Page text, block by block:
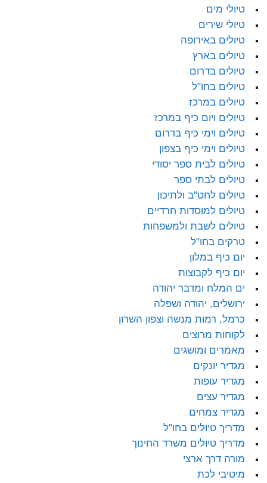
טיולי מים
טיולי שירים
טיולים באירופה
טיולים בארץ
טיולים בדרום
טיולים בחו"ל
טיולים במרכז
טיולים ויום כיף במרכז
טיולים וימי כיף בדרום
טיולים וימי כיף בצפון
טיולים לבית ספר יסודי
טיולים לבתי ספר
טיולים לחט"ב ולתיכון
טיולים למוסדות חרדיים
טיולים לשבת ולמשפחות
טרקים בחו"ל
יום כיף במלון
יום כיף לקבוצות
ים המלח ומדבר יהודה
ירושלים, יהודה ושפלה
כרמל, רמות מנשה וצפון השרון
לקוחות מרוצים
מאמרים ומושגים
מגדיר יונקים
מגדיר עופות
מגדיר עצים
מגדיר צמחים
מדריך טיולים בחו"ל
מדריך טיולים משרד החינוך
מורה דרך ארצי
מיטיבי לכת